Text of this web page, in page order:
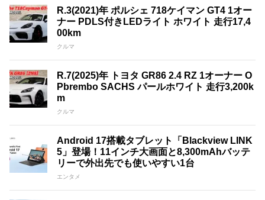
R.3(2021)年 ポルシェ 718ケイマン GT4 1オー
ナー PDLS付きLEDライト ホワイト 走行17,4
00km
クルマ
R.7(2025)年 トヨタ GR86 2.4 RZ 1オーナー O
Pbrembo SACHS パールホワイト 走行3,200k
m
クルマ
Android 17搭載タブレット「Blackview LINK
5」登場！11インチ大画面と8,300mAhバッテ
リーで外出先でも使いやすい1台
エンタメ